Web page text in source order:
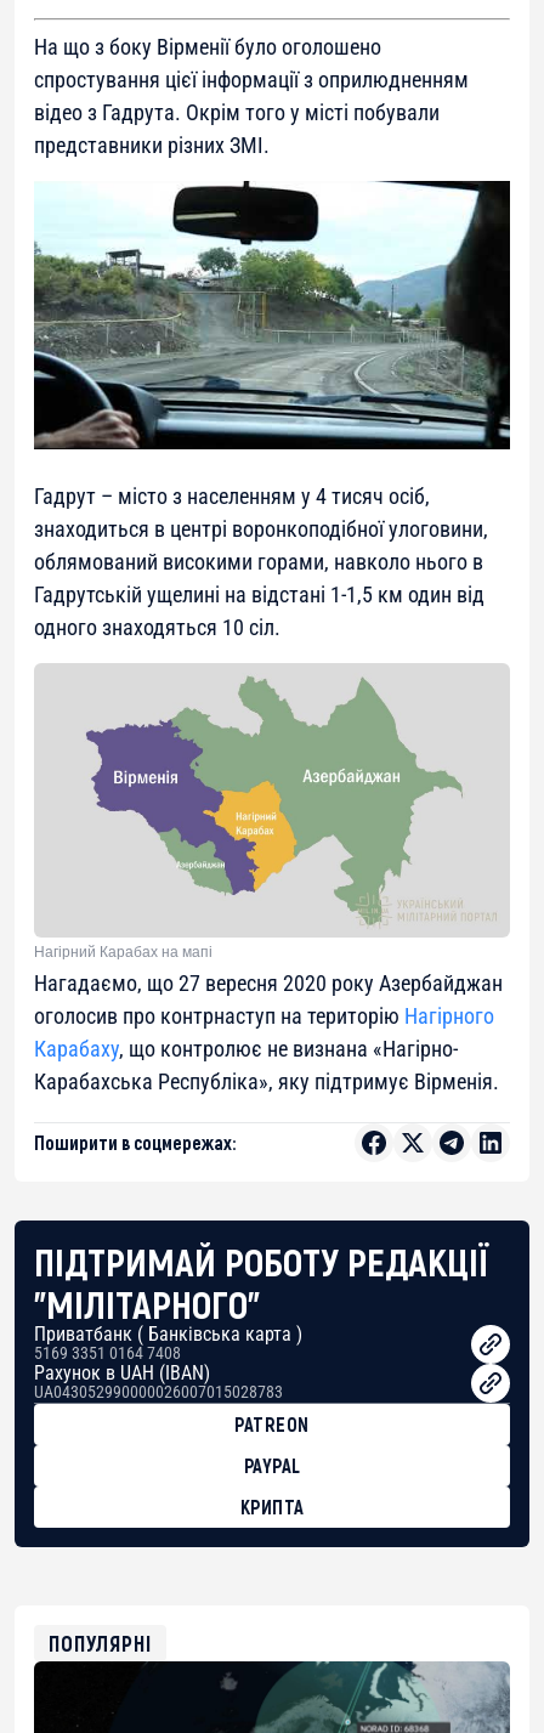
На що з боку Вірменії було оголошено
спростування цієї інформації з оприлюдненням
відео з Гадрута. Окрім того у місті побували
представники різних ЗМІ.
Гадрут – місто з населенням у 4 тисяч осіб,
знаходиться в центрі воронкоподібної улоговини,
облямований високими горами, навколо нього в
Гадрутській ущелині на відстані 1-1,5 км один від
одного знаходяться 10 сіл.
Нагірний Карабах на мапі
Нагадаємо, що 27 вересня 2020 року Азербайджан
оголосив про контрнаступ на територію Нагірного
Карабаху, що контролює не визнана «Нагірно-
Карабахська Республіка», яку підтримує Вірменія.
Поширити в соцмережах:
ПІДТРИМАЙ РОБОТУ РЕДАКЦІЇ
"МІЛІТАРНОГО"
Приватбанк ( Банківська карта )
5169 3351 0164 7408
Рахунок в UAH (IBAN)
UA043052990000026007015028783
PATREON
PAYPAL
КРИПТА
0xfD02863D3289416fcF50975c9DFda13623f97758
ПОПУЛЯРНІ